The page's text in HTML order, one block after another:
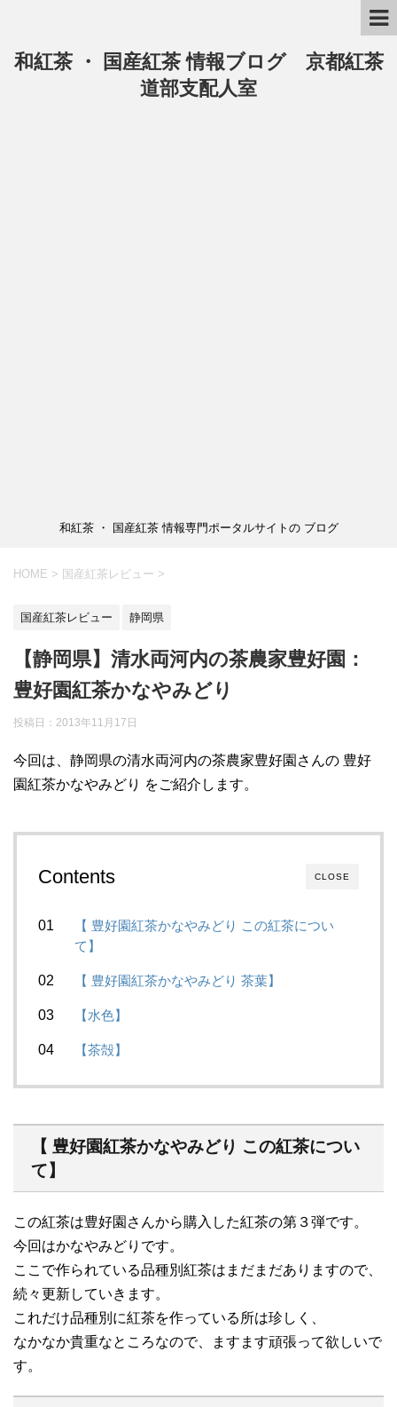
和紅茶 ・ 国産紅茶 情報ブログ 京都紅茶
道部支配人室
和紅茶 ・ 国産紅茶 情報専門ポータルサイトの ブログ
HOME > 国産紅茶レビュー >
国産紅茶レビュー 静岡県
【静岡県】清水両河内の茶農家豊好園：
豊好園紅茶かなやみどり
投稿日：2013年11月17日
今回は、静岡県の清水両河内の茶農家豊好園さんの 豊好
園紅茶かなやみどり をご紹介します。
CLOSE
Contents
【 豊好園紅茶かなやみどり この紅茶につい
て】
【 豊好園紅茶かなやみどり 茶葉】
【水色】
【茶殻】
【 豊好園紅茶かなやみどり この紅茶につい
て】
この紅茶は豊好園さんから購入した紅茶の第３弾です。
今回はかなやみどりです。
ここで作られている品種別紅茶はまだまだありますので、
続々更新していきます。
これだけ品種別に紅茶を作っている所は珍しく、
なかなか貴重なところなので、ますます頑張って欲しいで
す。